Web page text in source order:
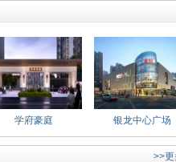
学府豪庭 银龙中心广场
>>